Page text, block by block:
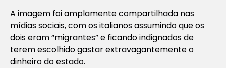
A imagem foi amplamente compartilhada nas
mídias sociais, com os italianos assumindo que os
dois eram “migrantes” e ficando indignados de
terem escolhido gastar extravagantemente o
dinheiro do estado.